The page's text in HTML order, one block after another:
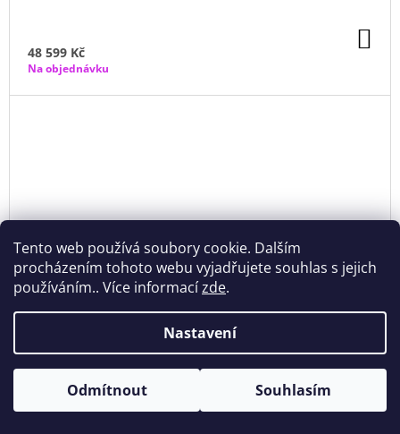
Tento web používá soubory cookie. Dalším
procházením tohoto webu vyjadřujete souhlas s jejich
používáním.. Více informacízde.
Nastavení
Odmítnout Souhlasím
48 599 Kč
Na objednávku